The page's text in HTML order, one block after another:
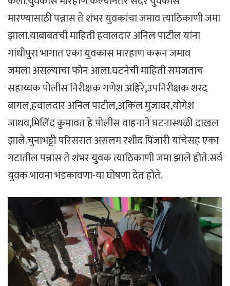
मारण्यासाठी पन्नास ते शंभर युवकांचा जमाव त्याठिकाणी जमा
झाला.याबाबतची माहिती हवालदार अनिल पाटील यांना
गांधीपुरा भागात एका युवकास मारहाण करून जमाव
जमला असल्याचा फोन आला.घटनेची माहिती समजताच
सहाय्यक पोलीस निरीक्षक गणेश अहिरे,उपनिरीक्षक शरद
बागल,हवालदार अनिल पाटील,अकिल मुजावर,योगेश
जाधव,मिलिंद कुमावत हे पोलीस वाहनाने घटनास्थळी दाखल
झाले.चुनाभट्टी परिसरात असलम रशीद पिंजारी यांचेसह एका
गटातील पन्नास ते शंभर युवक त्याठिकाणी जमा झाले होते.सर्व
युवक भावना भडकावणा-या घोषणा देत होते.